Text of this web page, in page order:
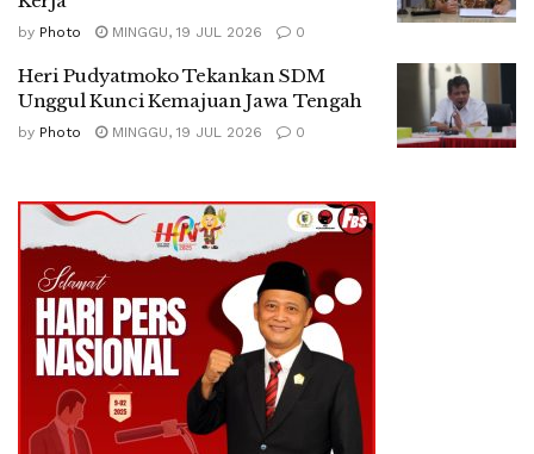
by Photo MINGGU, 19 JUL 2026 0
Heri Pudyatmoko Tekankan SDM
Unggul Kunci Kemajuan Jawa Tengah
by Photo MINGGU, 19 JUL 2026 0